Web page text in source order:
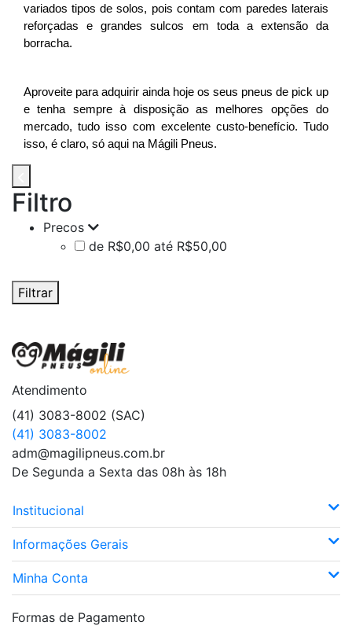
variados tipos de solos, pois contam com paredes laterais
reforçadas e grandes sulcos em toda a extensão da
borracha.
Aproveite para adquirir ainda hoje os seus pneus de pick up
e tenha sempre à disposição as melhores opções do
mercado, tudo isso com excelente custo-benefício. Tudo
isso, é claro, só aqui na Mágili Pneus.
Filtro
Precos
de R$0,00 até R$50,00
Filtrar
Atendimento
(41) 3083-8002 (SAC)
(41) 3083-8002
adm@magilipneus.com.br
De Segunda a Sexta das 08h às 18h
Institucional
Informações Gerais
Minha Conta
Formas de Pagamento